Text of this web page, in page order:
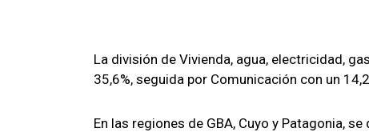
La división de Vivienda, agua, electricidad,
35,6%, seguida por Comunicación con un
En las regiones de GBA, Cuyo y Patagonia,